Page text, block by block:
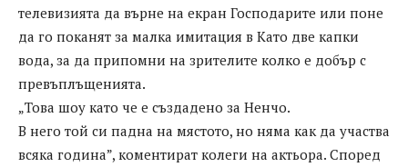
телевизията да върне на екран Господарите или поне
да го поканят за малка имитация в Като две капки
вода, за да припомни на зрителите колко е добър с
превъплъщенията.
„Това шоу като че е създадено за Ненчо.
В него той си падна на мястото, но няма как да участва
всяка година”, коментират колеги на актьора. Според